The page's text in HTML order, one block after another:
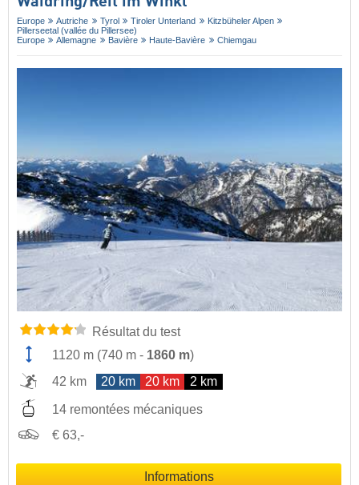
Europe Autriche Tyrol Tiroler Unterland
Kitzbüheler Alpen
Pillerseetal (vallée du Pillersee)
Europe
Allemagne Bavière Haute-Bavière Chiemgau
Résultat du test
1120 m (740 m - 1860 m)
42 km
20 km 20 km 2 km
14 remontées mécaniques
€ 63,-
Informations